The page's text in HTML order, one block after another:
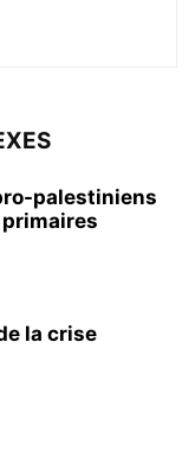
palestiniens
la crise